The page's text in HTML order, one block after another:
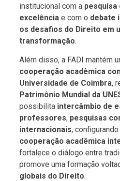
institucional com a pesquisa
excelência e com o debate
os desafios do Direito em
transformação.
Além disso, a FADI mantém
cooperação acadêmica
Universidade de Coimbra,
Patrimônio Mundial da
possibilita intercâmbio de
professores, pesquisas
internacionais, configurando
cooperação acadêmica
fortalece o diálogo entre
promove uma formação
globais do Direito.